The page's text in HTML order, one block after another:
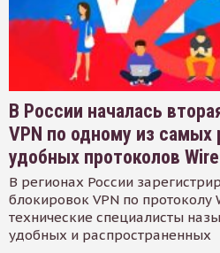
В России началась
VPN по одному из самых
удобных протоколов
В регионах России
блокировок VPN по
технические специалисты
удобных и распространенных